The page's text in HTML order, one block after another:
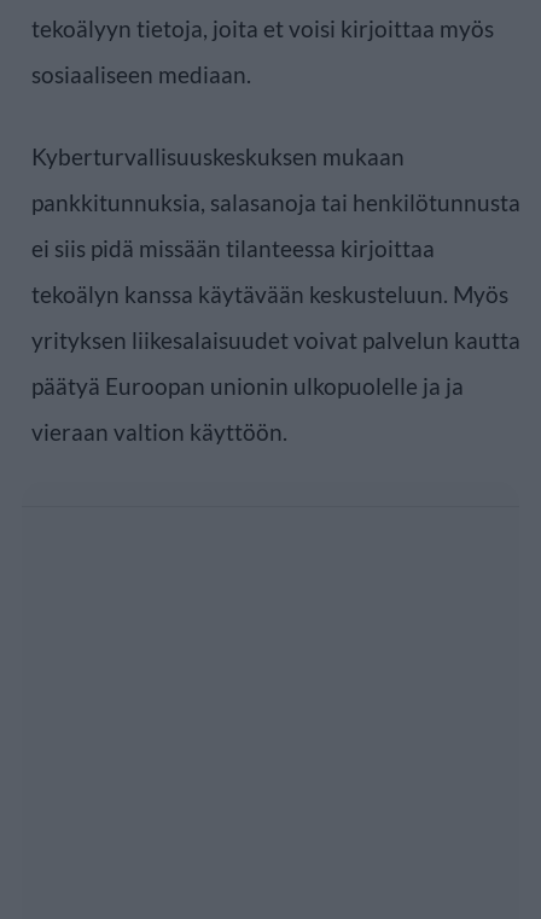
tekoälyyn tietoja, joita et voisi kirjoittaa myös
sosiaaliseen mediaan.
Kyberturvallisuuskeskuksen mukaan
pankkitunnuksia, salasanoja tai henkilötunnusta
ei siis pidä missään tilanteessa kirjoittaa
tekoälyn kanssa käytävään keskusteluun. Myös
yrityksen liikesalaisuudet voivat palvelun kautta
päätyä Euroopan unionin ulkopuolelle ja ja
vieraan valtion käyttöön.